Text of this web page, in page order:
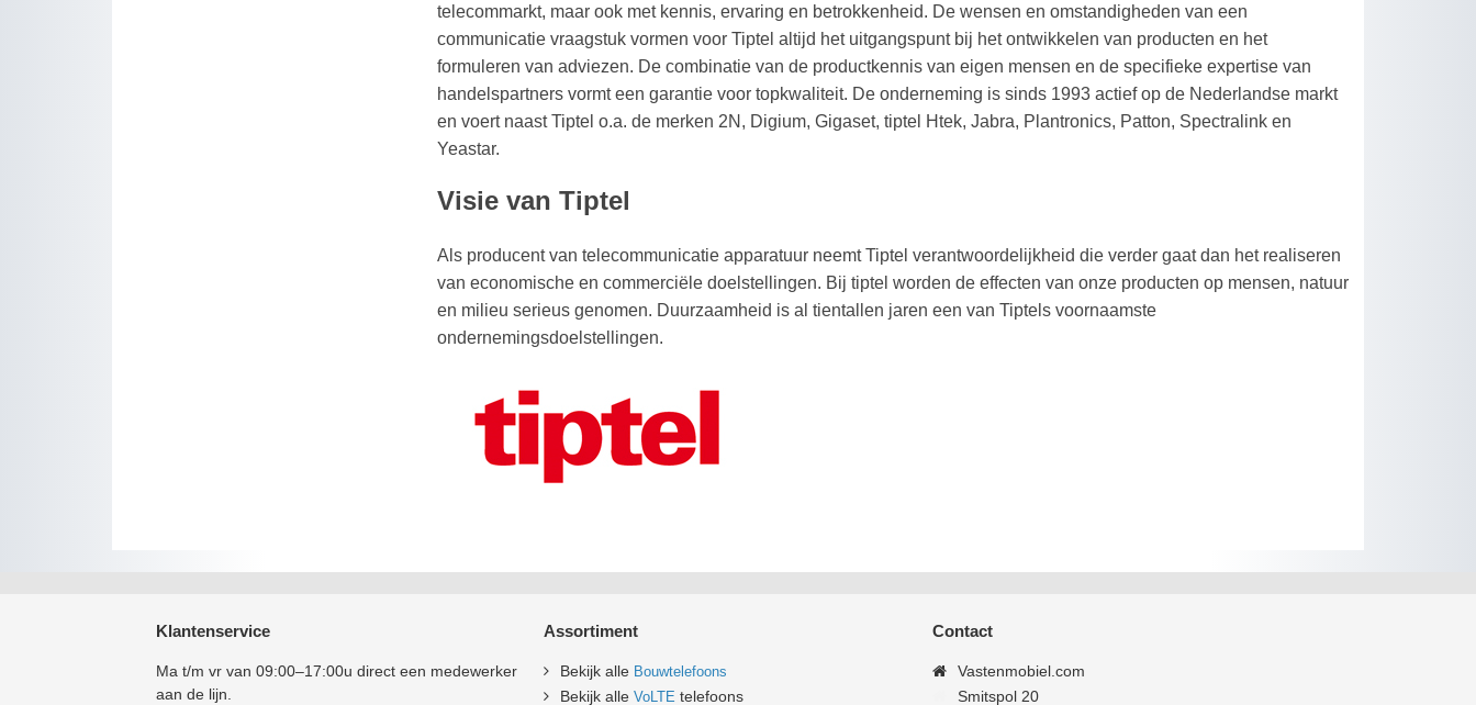
telecommarkt, maar ook met kennis, ervaring en betrokkenheid. De wensen en omstandigheden van een
communicatie vraagstuk vormen voor Tiptel altijd het uitgangspunt bij het ontwikkelen van producten en het
formuleren van adviezen. De combinatie van de productkennis van eigen mensen en de specifieke expertise van
handelspartners vormt een garantie voor topkwaliteit. De onderneming is sinds 1993 actief op de Nederlandse markt
en voert naast Tiptel o.a. de merken 2N, Digium, Gigaset, tiptel Htek, Jabra, Plantronics, Patton, Spectralink en
Yeastar.
Visie van Tiptel
Als producent van telecommunicatie apparatuur neemt Tiptel verantwoordelijkheid die verder gaat dan het realiseren
van economische en commerciële doelstellingen. Bij tiptel worden de effecten van onze producten op mensen, natuur
en milieu serieus genomen. Duurzaamheid is al tientallen jaren een van Tiptels voornaamste
ondernemingsdoelstellingen.
Klantenservice
Ma t/m vr van 09:00–17:00u direct een medewerker
aan de lijn.
Assortiment
Bekijk alle Bouwtelefoons
Bekijk alleVoLTE telefoons
Contact
Vastenmobiel.com
Smitspol 20